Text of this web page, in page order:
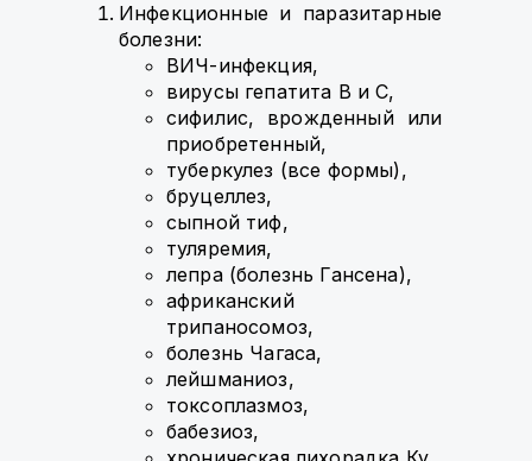
Инфекционные и паразитарные
болезни:
ВИЧ-инфекция,
вирусы гепатита В и С,
сифилис, врожденный или
приобретенный,
туберкулез (все формы),
бруцеллез,
сыпной тиф,
туляремия,
лепра (болезнь Гансена),
африканский
трипаносомоз,
болезнь Чагаса,
лейшманиоз,
токсоплазмоз,
бабезиоз,